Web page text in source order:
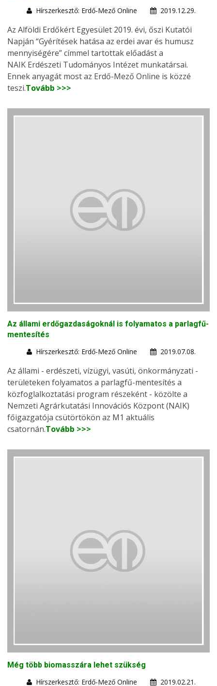
Hírszerkesztő: Erdő-Mező Online
2019.12.29.
Az Alföldi Erdőkért Egyesület 2019. évi, őszi Kutatói
Napján “Gyérítések hatása az erdei avar és humusz
mennyiségére” címmel tartottak előadást a
NAIK Erdészeti Tudományos Intézet munkatársai.
Ennek anyagát most az Erdő-Mező Online is közzé
teszi.Tovább >>>
Az állami erdőgazdaságoknál is folyamatos a parlagfű-
mentesítés
Hírszerkesztő: Erdő-Mező Online
2019.07.08.
Az állami - erdészeti, vízügyi, vasúti, önkormányzati -
területeken folyamatos a parlagfű-mentesítés a
közfoglalkoztatási program részeként - közölte a
Nemzeti Agrárkutatási Innovációs Központ (NAIK)
főigazgatója csütörtökön az M1 aktuális
csatornán.Tovább >>>
Még több biomasszára lehet szükség
Hírszerkesztő: Erdő-Mező Online
2019.02.21.